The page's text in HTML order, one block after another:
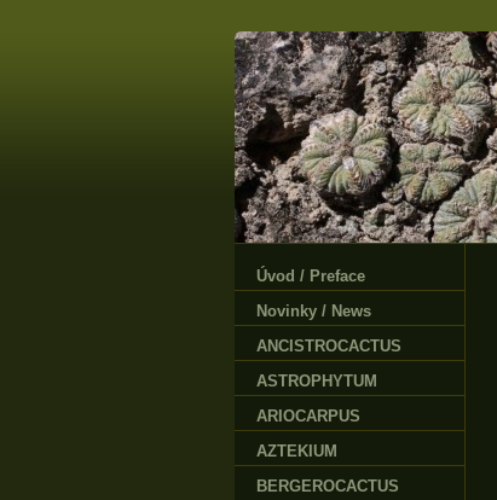
Úvod / Preface
Novinky / News
ANCISTROCACTUS
ASTROPHYTUM
ARIOCARPUS
AZTEKIUM
BERGEROCACTUS